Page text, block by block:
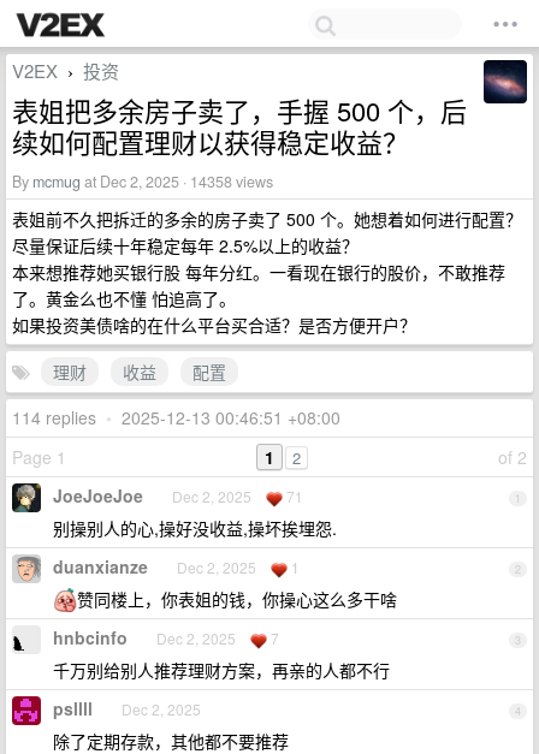
V2EX › 投资
表姐把多余房子卖了，手握 500 个，后
续如何配置理财以获得稳定收益？
By mcmug at Dec 2, 2025 · 14358 views
表姐前不久把拆迁的多余的房子卖了 500 个。她想着如何进行配置？
尽量保证后续十年稳定每年 2.5%以上的收益？
本来想推荐她买银行股 每年分红。一看现在银行的股价，不敢推荐
了。黄金么也不懂 怕追高了。
如果投资美债啥的在什么平台买合适？是否方便开户？
理财
收益
配置
114 replies • 2025-12-13 00:46:51 +08:00
Page 1
of 2
1 2
1
JoeJoeJoe Dec 2, 2025 71
别操别人的心,操好没收益,操坏挨埋怨.
2
duanxianze Dec 2, 2025 1
赞同楼上，你表姐的钱，你操心这么多干啥
3
hnbcinfo Dec 2, 2025 7
千万别给别人推荐理财方案，再亲的人都不行
4
psllll Dec 2, 2025
除了定期存款，其他都不要推荐